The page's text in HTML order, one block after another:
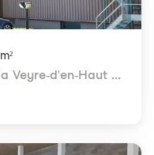
m²
Z.I. La Veyre 6B - Chemin de la Veyre-d'en-Haut 6B